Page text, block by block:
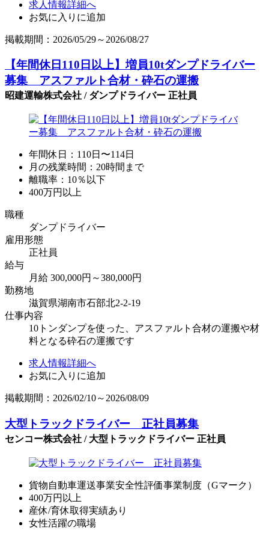
求人情報詳細へ
お気に入りに追加
掲載期間：2026/05/29～2026/08/27
【年間休日110日以上】増員10tダンプドライバー
募集 アスファルト合材・砕石の運搬
昭建運輸株式会社 / ダンプドライバー 正社員
年間休日：110日〜114日
月の残業時間：20時間まで
離職率：10％以下
400万円以上
職種
ダンプドライバー
雇用形態
正社員
給与
月給 300,000円～380,000円
勤務地
滋賀県湖南市石部北2-2-19
仕事内容
10トンダンプを使った、アスファルト合材の運搬や材
料となる砕石の運搬です
求人情報詳細へ
お気に入りに追加
掲載期間：2026/02/10～2026/08/09
大型トラックドライバー 正社員募集
センコー株式会社 / 大型トラックドライバー 正社員
貨物自動車運送事業安全性評価事業制度（Gマーク）
400万円以上
産休/育休取得実績あり
女性活躍の職場